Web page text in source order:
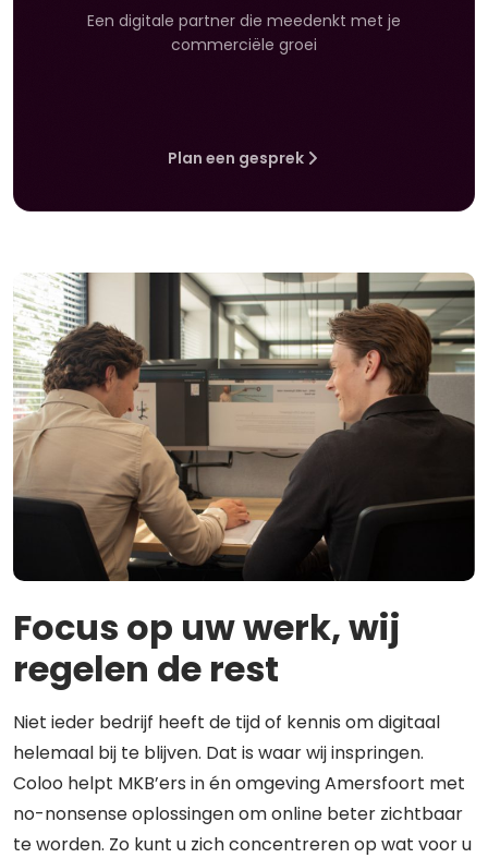
Een digitale partner die meedenkt met je
commerciële groei
Plan een gesprek
Focus op uw werk, wij
regelen de rest
Niet ieder bedrijf heeft de tijd of kennis om digitaal
helemaal bij te blijven. Dat is waar wij inspringen.
Coloo helpt MKB’ers in én omgeving Amersfoort met
no-nonsense oplossingen om online beter zichtbaar
te worden. Zo kunt u zich concentreren op wat voor u